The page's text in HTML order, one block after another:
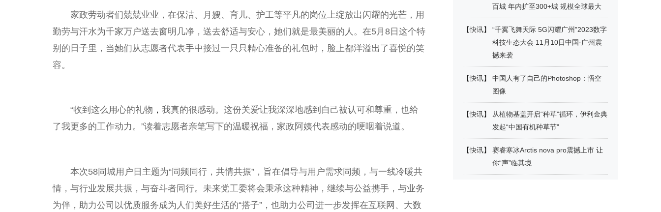
家政劳动者们兢兢业业，在保洁、月嫂、育儿、护工等平凡的岗位上绽放出闪耀的光芒，用
勤劳与汗水为千家万户送去窗明几净，送去舒适与安心，她们就是最美丽的人。在5月8日这个特
别的日子里，当她们从志愿者代表手中接过一只只精心准备的礼包时，脸上都洋溢出了喜悦的笑
容。
“收到这么用心的礼物 ， 我真的很感动。这份关爱让我深深地感到自己被认可和尊重，也给
了我更多的工作动力。”读着志愿者亲笔写下的温暖祝福，家政阿姨代表感动的哽咽着说道。
本次58同城用户日主题为“同频同行，共情共振”，旨在倡导与用户需求同频，与一线冷暖共
情，与行业发展共振，与奋斗者同行。未来党工委将会秉承这种精神 ，继续与公益携手，与业务
为伴，助力公司以优质服务成为人们美好生活的“搭子”，也助力公司进一步发挥在互联网、大数
百城 年内扩至300+城 规模全球最大
【快讯】
“千翼飞舞天际 5G闪耀广州”2023数字
科技生态大会 11月10日中国·广州震
撼来袭
【快讯】
中国人有了自己的Photoshop：悟空
图像
【快讯】
从植物基盖开启“种草”循环，伊利金典
发起“中国有机种草节”
【快讯】
赛睿寒冰Arctis nova pro震撼上市 让
你“声”临其境